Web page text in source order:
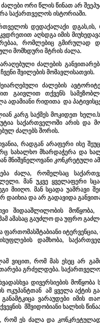
ძალებიორიწლისწინათარ
საქართველოსისტორიაში.
დედაქალაქი დგას,ის,
აღსდგაიმის
, რომლებიცგმირულად
მომხდურიმტრისძალა.
ძალების
ჩვენიშვილებისმომავლისათვის.
ძალების
გაივლითთქვენს
ადამიანირიდითა და
კარგსაქმესმოკიდეთ ხელი.
საქართველოშიარისდა
ძალებსშორის.
,რადგანარაფერიისე
სახალხომხარდაჭერა და
მნიშვნელოვანიკონკრეტული
ძალა, რომელსაც
. მან უკვე ყველაფერი
მიიღო. მანსცადა უამრავი
დაიხიადაარგადავიდა
შიდააშლილობისმოწყობა,
ამასაცგაუძლოდაუფრო
ფართომასშტაბიანიიტერვენცია,
დამხობა,
ვიცით, რომმასესეც არ
გრძელდება.
დივერსიებისმოწყობა
ოკუპანტთან ამ ყველა აქტის
განამტკიცავარაუდებიიმის
ქვეყნის მშვიდობიანიხალხის
, რომესძალა და